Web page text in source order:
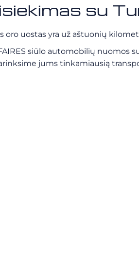
su
oro uostas yra už aštuonių
siūlo automobilių
jums tinkamiausią